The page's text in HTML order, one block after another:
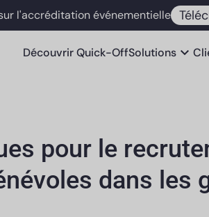
l'accréditation événementielle
DécouvrirQuick-OffSolutions expand_more
pour le
dans les